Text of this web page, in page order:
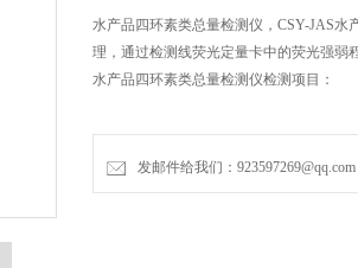
水产品四环素类总量检测仪，CSY-JAS
理，通过检测线荧光定量卡中的荧光强弱
水产品四环素类总量检测仪检测项目：
发邮件给我们：923597269@qq.com